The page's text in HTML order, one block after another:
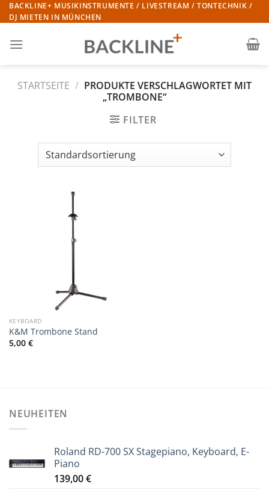
Zum
Inhalt
BACKLINE+ MUSIKINSTRUMENTE / LIVESTREAM / TONTECHNIK /
DJ MIETEN IN MÜNCHEN
STARTSEITE / PRODUKTE VERSCHLAGWORTET MIT
„TROMBONE“
FILTER
KEYBOARD
K&M Trom­bone Stand
5,00 €
NEUHEITEN
Roland RD-700 SX Stagepiano, Keyboard, E-
Piano
139,00€